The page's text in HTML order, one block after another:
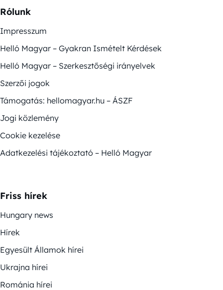
Rólunk
Impresszum
Helló Magyar – Gyakran Ismételt Kérdések
Helló Magyar – Szerkesztőségi irányelvek
Szerzői jogok
Támogatás: hellomagyar.hu – ÁSZF
Jogi közlemény
Cookie kezelése
Adatkezelési tájékoztató – Helló Magyar
Friss hírek
Hungary news
Hírek
Egyesült Államok hírei
Ukrajna hírei
Románia hírei